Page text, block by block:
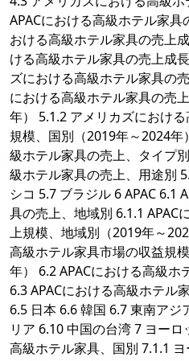
APACにおける高級ホテル家
おける高級ホテル家具の売上
ける高級ホテル家具の売上成
ズにおける高級ホテル家具の
における高級ホテル家具の売
年） 5.1.2 アメリカズにおけ
規模、国別（2019年～2024
級ホテル家具の売上、タイプ
級ホテル家具の売上、用途別
シコ 5.7 ブラジル 6 APAC 6.1
具の売上、地域別 6.1.1 APAC
上規模、地域別（2019年～
高級ホテル家具市場の収益規
年） 6.2 APACにおける高級
6.3 APACにおける高級ホテル
6.5 日本 6.6 韓国 6.7 東南アジ
リア 6.10 中国の台湾 7 ヨー
高級ホテル家具、国別 7.1.1